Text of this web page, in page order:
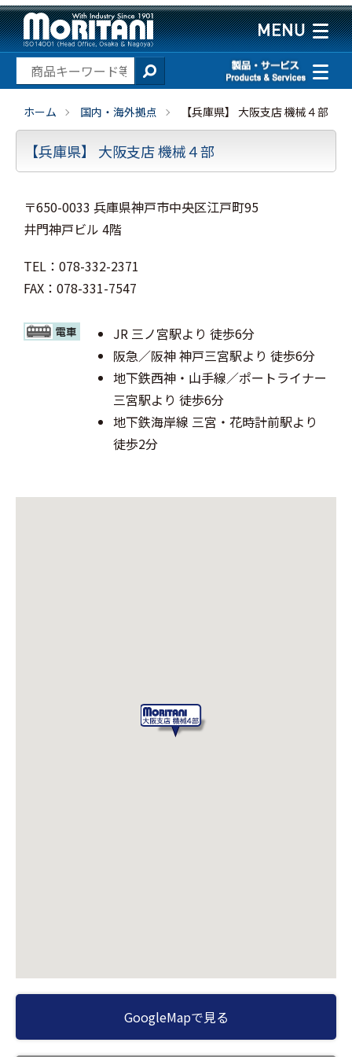
ホーム 国内・海外拠点 【兵庫県】 大阪支店 機械４部
【兵庫県】 大阪支店 機械４部
〒650-0033 兵庫県神戸市中央区江戸町95
井門神戸ビル 4階
TEL：078-332-2371
FAX：078-331-7547
JR 三ノ宮駅より 徒歩6分
阪急／阪神 神戸三宮駅より 徒歩6分
地下鉄西神・山手線／ポートライナー
三宮駅より 徒歩6分
地下鉄海岸線 三宮・花時計前駅より
徒歩2分
GoogleMapで見る